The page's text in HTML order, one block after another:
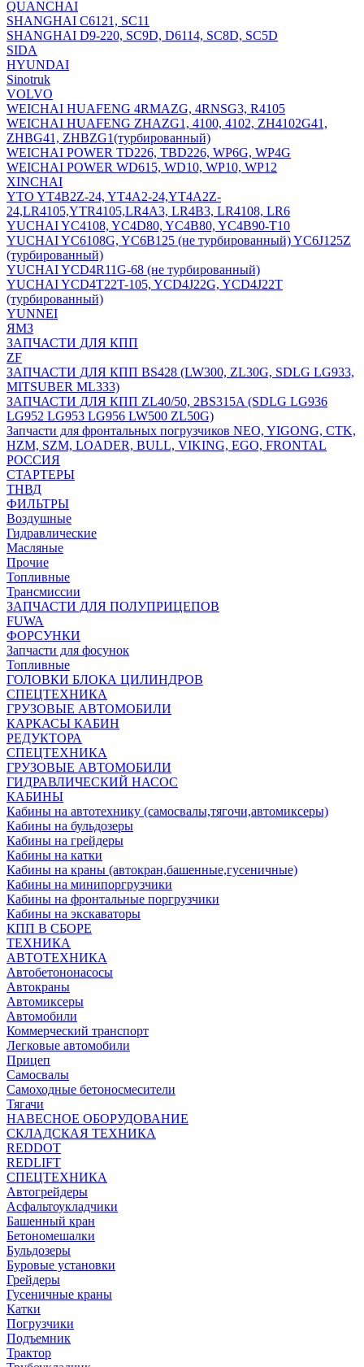
QUANCHAI
SHANGHAI C6121, SC11
SHANGHAI D9-220, SC9D, D6114, SC8D, SC5D
SIDA
HYUNDAI
Sinotruk
VOLVO
WEICHAI HUAFENG 4RMAZG, 4RNSG3, R4105
WEICHAI HUAFENG ZHAZG1, 4100, 4102, ZH4102G41,
ZHBG41, ZHBZG1(турбированный)
WEICHAI POWER TD226, TBD226, WP6G, WP4G
WEICHAI POWER WD615, WD10, WP10, WP12
XINCHAI
YTO YT4B2Z-24, YT4A2-24,YT4A2Z-
24,LR4105,YTR4105,LR4A3, LR4B3, LR4108, LR6
YUCHAI YC4108, YC4D80, YC4B80, YC4B90-T10
YUCHAI YC6108G, YC6B125 (не турбированный) YC6J125Z
(турбированный)
YUCHAI YCD4R11G-68 (не турбированный)
YUCHAI YCD4T22T-105, YCD4J22G, YCD4J22T
(турбированный)
YUNNEI
ЯМЗ
ЗАПЧАСТИ ДЛЯ КПП
ZF
ЗАПЧАСТИ ДЛЯ КПП BS428 (LW300, ZL30G, SDLG LG933,
MITSUBER ML333)
ЗАПЧАСТИ ДЛЯ КПП ZL40/50, 2BS315A (SDLG LG936
LG952 LG953 LG956 LW500 ZL50G)
Запчасти для фронтальных погрузчиков NEO, YIGONG, CTK,
HZM, SZM, LOADER, BULL, VIKING, EGO, FRONTAL
РОССИЯ
СТАРТЕРЫ
ТНВД
ФИЛЬТРЫ
Воздушные
Гидравлические
Масляные
Прочие
Топливные
Трансмиссии
ЗАПЧАСТИ ДЛЯ ПОЛУПРИЦЕПОВ
FUWA
ФОРСУНКИ
Запчасти для фосунок
Топливные
ГОЛОВКИ БЛОКА ЦИЛИНДРОВ
СПЕЦТЕХНИКА
ГРУЗОВЫЕ АВТОМОБИЛИ
КАРКАСЫ КАБИН
РЕДУКТОРА
СПЕЦТЕХНИКА
ГРУЗОВЫЕ АВТОМОБИЛИ
ГИДРАВЛИЧЕСКИЙ НАСОС
КАБИНЫ
Кабины на автотехнику (самосвалы,тягочи,автомиксеры)
Кабины на бульдозеры
Кабины на грейдеры
Кабины на катки
Кабины на краны (автокран,башенные,гусеничные)
Кабины на минипоргрузчики
Кабины на фронтальные поргрузчики
Кабины на экскаваторы
КПП В СБОРЕ
ТЕХНИКА
АВТОТЕХНИКА
Автобетононасосы
Автокраны
Автомиксеры
Автомобили
Коммерческий транспорт
Легковые автомобили
Прицеп
Самосвалы
Самоходные бетоносмесители
Тягачи
НАВЕСНОЕ ОБОРУДОВАНИЕ
СКЛАДСКАЯ ТЕХНИКА
REDDOT
REDLIFT
СПЕЦТЕХНИКА
Автогрейдеры
Асфальтоукладчики
Башенный кран
Бетономешалки
Бульдозеры
Буровые установки
Грейдеры
Гусеничные краны
Катки
Погрузчики
Подъемник
Трактор